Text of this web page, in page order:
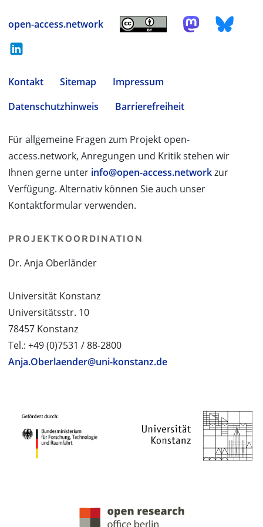
open-access.network
Kontakt Sitemap
Impressum
Datenschutzhinweis
Barrierefreiheit
Für allgemeine Fragen zum Projekt open-
access.network, Anregungen und Kritik stehen wir
Ihnen gerne unter info@open-access.networkzur
Verfügung. Alternativ können Sie auch unser
Kontaktformular verwenden.
PROJEKTKOORDINATION
Dr. Anja Oberländer
Universität Konstanz
Universitätsstr. 10
78457 Konstanz
Tel.: +49 (0)7531 / 88-2800
Anja.Oberlaender@uni-konstanz.de